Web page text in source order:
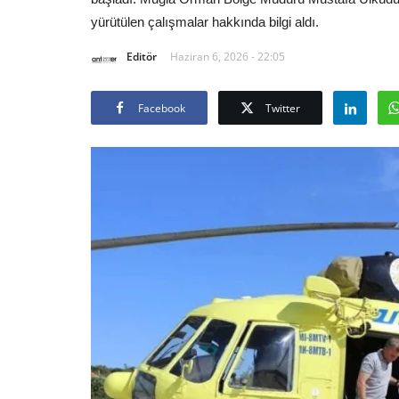
yürütülen çalışmalar hakkında bilgi aldı.
Editör Haziran 6, 2026 - 22:05
Facebook Twitter